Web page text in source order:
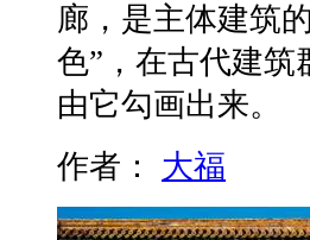
廊，是主体建筑
色”，在古代建
由它勾画出来。
作者： 大福